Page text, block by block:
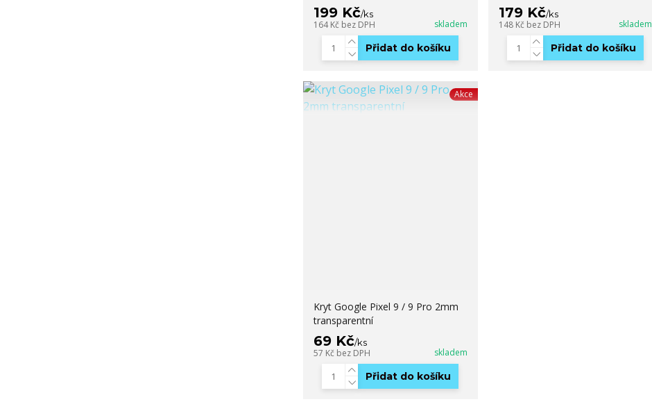
199 Kč/ks
164 Kč bez DPH skladem
Přidat do košíku
179 Kč/ks
148 Kč bez DPH skladem
Přidat do košíku
Akce
Kryt Google Pixel 9 / 9 Pro 2mm
transparentní
69 Kč/ks
57 Kč bez DPH skladem
Přidat do košíku